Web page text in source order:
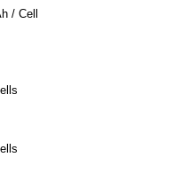
/ Cell